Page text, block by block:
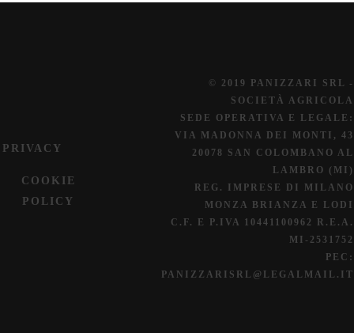
PRIVACY
COOKIE
POLICY
© 2019 PANIZZARI SRL -
SOCIETÀ AGRICOLA
SEDE OPERATIVA E LEGALE:
VIA MADONNA DEI MONTI, 43
20078 SAN COLOMBANO AL
LAMBRO (MI)
REG. IMPRESE DI MILANO
MONZA BRIANZA E LODI
C.F. E P.IVA 10441100962 R.E.A.
MI-2531752
PEC:
PANIZZARISRL@LEGALMAIL.IT